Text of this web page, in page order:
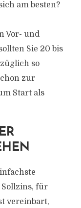
am besten?
Vor- und
Sie 20 bis
so
zur
Start als
für
vereinbart,